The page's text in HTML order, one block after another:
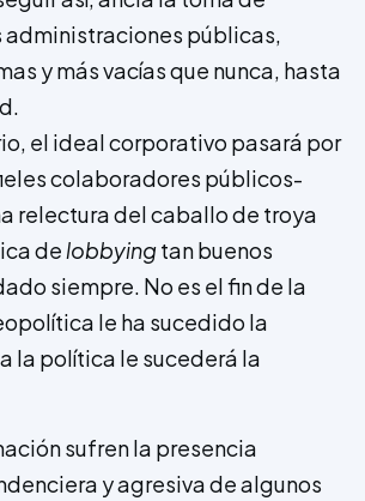
administraciones públicas,
y más vacías que nunca, hasta
el ideal corporativo pasará por
colaboradores públicos-
relectura del caballo de troya
de lobbyingtan buenos
siempre. No es el fin de la
le ha sucedido la
la política le sucederá la
sufren la presencia
y agresiva de algunos